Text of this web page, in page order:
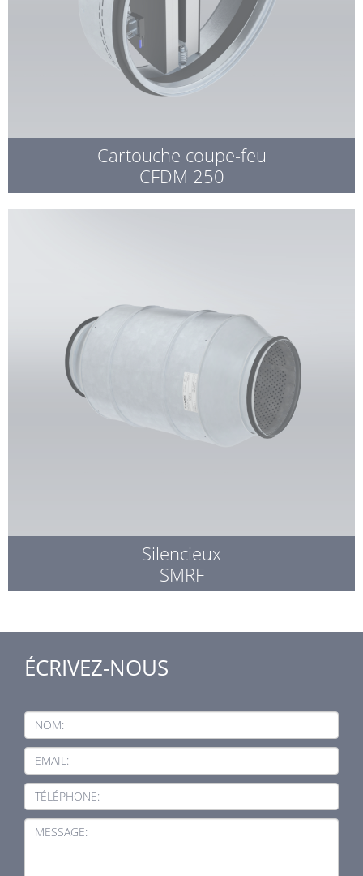
Cartouche coupe-feu
CFDM 250
Silencieux
SMRF
ÉCRIVEZ-NOUS
NOM:
EMAIL:
TÉLÉPHONE:
MESSAGE: